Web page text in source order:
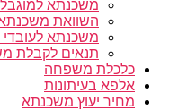
משכנתא
השוואת
משכנתא לעובדי
תנאים לקבלת
כלכלת משפחה
אלפא בעיתונות
מחיר יעוץ משכנתא